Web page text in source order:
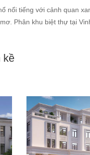
nổi tiếng với cảnh quan
Phân khu biệt thự tại
kề